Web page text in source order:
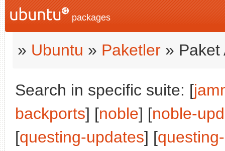
packages
» Ubuntu » Paketler » Paket
Search in specific suite: [
backports] [noble] [noble-
[questing-updates] [